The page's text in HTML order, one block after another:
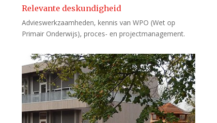
Relevante deskundigheid
Advieswerkzaamheden, kennis van WPO (Wet op
Primair Onderwijs), proces- en projectmanagement.